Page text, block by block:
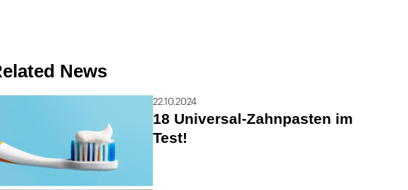
News
22.10.2024
18 Universal-Zahnpasten im
Test!